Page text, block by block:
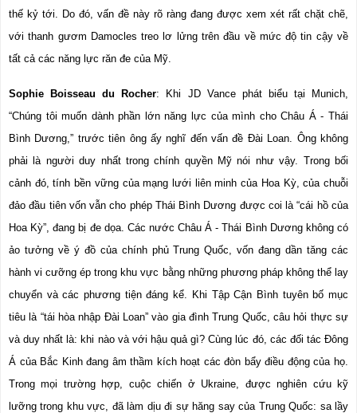
thế kỷ tới. Do đó, vấn đề này rõ ràng đang được xem xét rất chặt chẽ,
với thanh gươm Damocles treo lơ lửng trên đầu về mức độ tin cậy về
tất cả các năng lực răn đe của Mỹ.
Sophie Boisseau du Rocher: Khi JD Vance phát biểu tại Munich,
“Chúng tôi muốn dành phần lớn năng lực của mình cho Châu Á - Thái
Bình Dương,” trước tiên ông ấy nghĩ đến vấn đề Đài Loan. Ông không
phải là người duy nhất trong chính quyền Mỹ nói như vậy. Trong bối
cảnh đó, tính bền vững của mạng lưới liên minh của Hoa Kỳ, của chuỗi
đảo đầu tiên vốn vẫn cho phép Thái Bình Dương được coi là “cái hồ của
Hoa Kỳ”, đang bị đe dọa. Các nước Châu Á - Thái Bình Dương không có
ảo tưởng về ý đồ của chính phủ Trung Quốc, vốn đang dần tăng các
hành vi cưỡng ép trong khu vực bằng những phương pháp không thể lay
chuyển và các phương tiện đáng kể. Khi Tập Cận Bình tuyên bố mục
tiêu là “tái hòa nhập Đài Loan” vào gia đình Trung Quốc, câu hỏi thực sự
và duy nhất là: khi nào và với hậu quả gì? Cùng lúc đó, các đối tác Đông
Á của Bắc Kinh đang âm thầm kích hoạt các đòn bẩy điều động của họ.
Trong mọi trường hợp, cuộc chiến ở Ukraine, được nghiên cứu kỹ
lưỡng trong khu vực, đã làm dịu đi sự hăng say của Trung Quốc: sa lầy